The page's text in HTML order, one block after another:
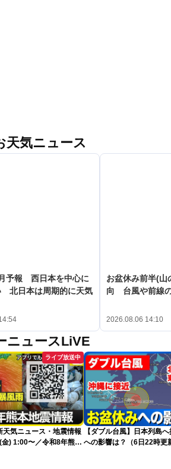
天気ニュース
予報 西日本を中心に
北日本は周期的に天気
お盆休み前半(山
向 台風や前線
2026.08.06 14:10
ニュースLiVE
ライブ放送中
天気ニュース・地震情報
) 1:00〜／令和8年熊本
【ダブル台風】日本列島へ接近 お
への影響は？（6日22時更